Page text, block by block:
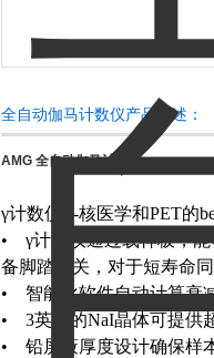
全自动伽马计数仪产品概述：
AMG 全自动伽马计数仪
γ计数仪 ---核医学和PET的
•
γ计数仪通过载样板，
备脚踏开关，对于短寿命
•
智能化软件自动计算衰
•
3英寸的NaI晶体可提供
•
铅屏蔽厚度设计确保样